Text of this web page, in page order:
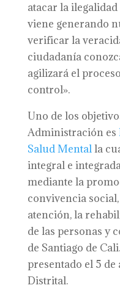
atacar la
viene generando
verificar la
ciudadanía
agilizará el
control».
Uno de los
Administración es
Salud Mentalla
integral e
mediante la
convivencia
atención, la
de las personas y
de Santiago de
presentado el 5 de
Distrital.